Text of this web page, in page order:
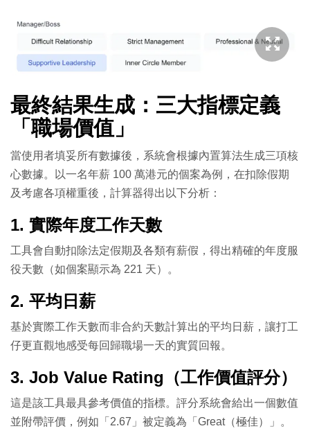
最終結果生成：三大指標定義
「職場價值」
當使用者填妥所有數據後，系統會根據內置算法生成三項核
心數據。以一名年薪 100 萬港元的個案為例，在扣除假期
及考慮各項權重後，計算器得出以下分析：
1. 實際年度工作天數
工具會自動扣除法定假期及各類有薪假，得出精確的年度服
役天數（如個案顯示為 221 天）。
2. 平均日薪
基於實際工作天數而非合約天數計算出的平均日薪，讓打工
仔更直觀地感受每回歸職場一天的實質回報。
3. Job Value Rating（工作價值評分）
這是該工具最具參考價值的指標。評分系統會給出一個數值
並附帶評價，例如「2.67」被定義為「Great（極佳）」。